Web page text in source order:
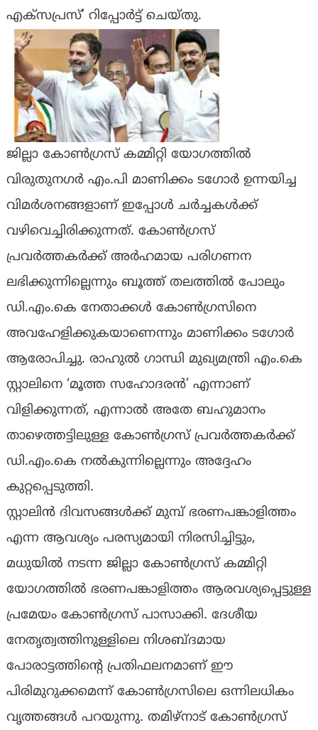
എക്സപ്രസ്’ റിപ്പോർട്ട് ചെയ്തു.
ജില്ലാ കോൺഗ്രസ് കമ്മിറ്റി യോഗത്തിൽ
വിരുതുനഗർ എം.പി മാണിക്കം ടഗോർ ഉന്നയിച്ച
വിമർശനങ്ങളാണ് ഇപ്പോൾ ചർച്ചകൾക്ക്
വഴിവെച്ചിരിക്കുന്നത്. കോൺഗ്രസ്
പ്രവർത്തകർക്ക് അർഹമായ പരിഗണന
ലഭിക്കുന്നില്ലെന്നും ബൂത്ത് തലത്തിൽ പോലും
ഡി.എം.കെ നേതാക്കൾ കോൺഗ്രസിനെ
അവഹേളിക്കുകയാണെന്നും മാണിക്കം ടഗോർ
ആരോപിച്ചു. രാഹുൽ ഗാന്ധി മുഖ്യമന്ത്രി എം.കെ
സ്റ്റാലിനെ ‘മൂത്ത സഹോദരൻ’ എന്നാണ്
വിളിക്കുന്നത്, എന്നാൽ അതേ ബഹുമാനം
താഴെത്തട്ടിലുള്ള കോൺഗ്രസ് പ്രവർത്തകർക്ക്
ഡി.എം.കെ നൽകുന്നില്ലെന്നും അദ്ദേഹം
കുറ്റപ്പെടുത്തി.
സ്റ്റാലിൻ ദിവസങ്ങൾക്ക് മുമ്പ് ഭരണപങ്കാളിത്തം
എന്ന ആവശ്യം പരസ്യമായി നിരസിച്ചിട്ടും,
മധുയിൽ നടന്ന ജില്ലാ കോൺഗ്രസ് കമ്മിറ്റി
യോഗത്തിൽ ഭരണപങ്കാളിത്തം ആരവശ്യപ്പെട്ടുള്ള
പ്രമേയം കോൺഗ്രസ് പാസാക്കി. ദേശീയ
നേതൃത്വത്തിനുള്ളിലെ നിശബ്ദമായ
പോരാട്ടത്തിന്റെ പ്രതിഫലനമാണ് ഈ
പിരിമുറുക്കമെന്ന് കോൺഗ്രസിലെ ഒന്നിലധികം
വൃത്തങ്ങൾ പറയുന്നു. തമിഴ്‌നാട് കോൺഗ്രസ്